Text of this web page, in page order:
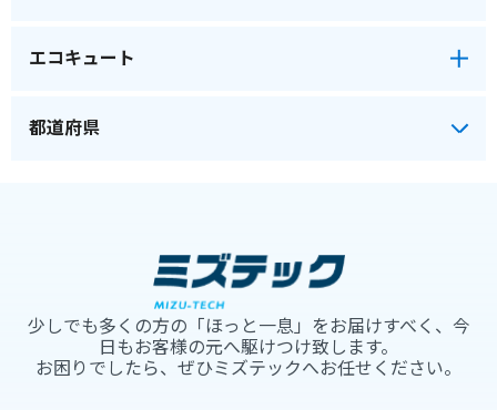
エコキュート
少しでも多くの方の「ほっと一息」をお届けすべく、今
日もお客様の元へ駆けつけ致します。
お困りでしたら、ぜひミズテックへお任せください。